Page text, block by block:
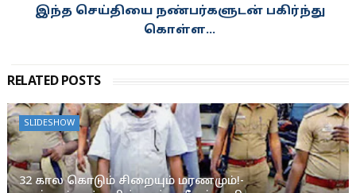
இந்த செய்தியை நண்பர்களுடன் பகிர்ந்து
கொள்ள...
RELATED POSTS
SLIDESHOW
32 கால கொடும் சிறையும் மரணமும்!-